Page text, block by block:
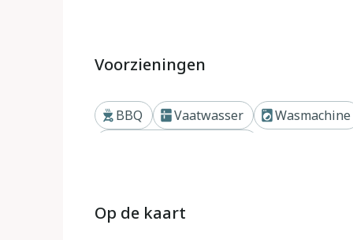
het centrum van Vignola, tegen een helling, villa
alleengebruik: terrein met planten en bomen.
Voorzieningen
BBQ Vaatwasser
Wasmachine
Op de kaart